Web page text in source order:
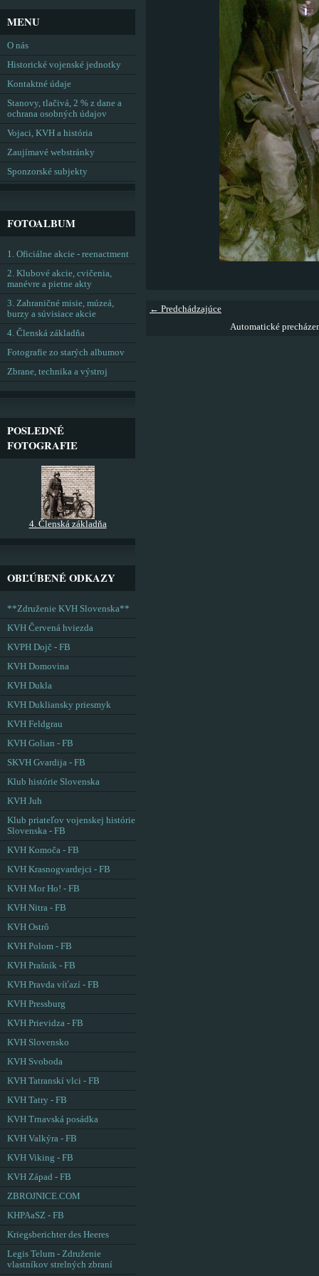
← Predchádzajúce
Automatické
MENU
O nás
Historické vojenské jednotky
Kontaktné údaje
Stanovy, tlačivá, 2 % z dane a
ochrana osobných údajov
Vojaci, KVH a história
Zaujímavé webstránky
Sponzorské subjekty
FOTOALBUM
1. Oficiálne akcie - reenactment
2. Klubové akcie, cvičenia,
manévre a pietne akty
3. Zahraničné misie, múzeá,
burzy a súvisiace akcie
4. Členská základňa
Fotografie zo starých albumov
Zbrane, technika a výstroj
POSLEDNÉ
FOTOGRAFIE
4. Členská základňa
OBĽÚBENÉ ODKAZY
**Združenie KVH Slovenska**
KVH Červená hviezda
KVPH Dojč - FB
KVH Domovina
KVH Dukla
KVH Dukliansky priesmyk
KVH Feldgrau
KVH Golian - FB
SKVH Gvardija - FB
Klub histórie Slovenska
KVH Juh
Klub priateľov vojenskej histórie
Slovenska - FB
KVH Komoča - FB
KVH Krasnogvardejci - FB
KVH Mor Ho! - FB
KVH Nitra - FB
KVH Ostrô
KVH Polom - FB
KVH Prašník - FB
KVH Pravda víťazí - FB
KVH Pressburg
KVH Prievidza - FB
KVH Slovensko
KVH Svoboda
KVH Tatranskí vlci - FB
KVH Tatry - FB
KVH Trnavská posádka
KVH Valkýra - FB
KVH Viking - FB
KVH Západ - FB
ZBROJNICE.COM
KHPAaSZ - FB
Kriegsberichter des Heeres
Legis Telum - Združenie
vlastníkov strelných zbraní